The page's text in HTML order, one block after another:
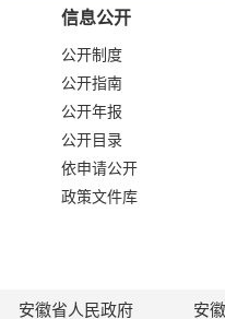
信息公开
公开制度
公开指南
公开年报
公开目录
依申请公开
政策文件库
安徽省人民政府 安